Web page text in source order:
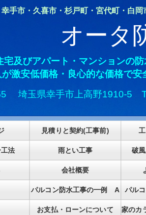
久喜市・杉戸町・宮代町・白岡市
オータ
宅及びアパート・マンションの
激安低価格・良心的な価格で
玉県幸手市上高野1910-5
見積りと契約(工事前)
法 雨とい工事 破
会社概要
パルコン防水工事の一例 A パル
お支払・ローンについて 家のカ